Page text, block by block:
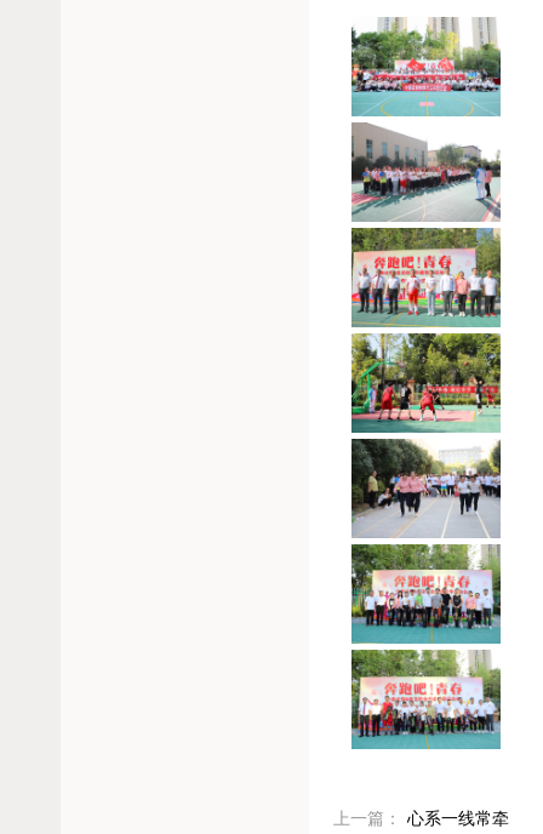
上一篇：
心系一线常牵